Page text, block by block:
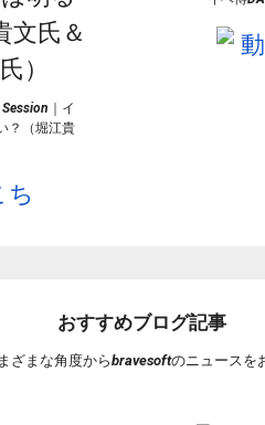
｜イ
？（堀江貴
おすすめブログ記事
ざまな角度からbravesoftのニュースを